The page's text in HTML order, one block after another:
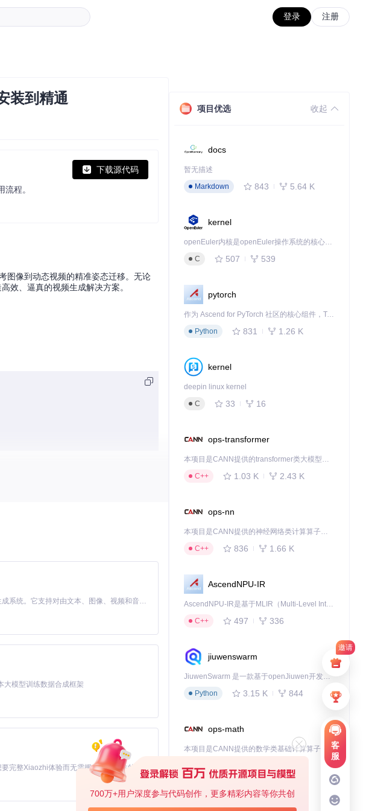
登录 注册
邀请
客
服
700万+用户深度参与代码创作，更多精彩内容等你共创
装到精通
下载源代码
程。
图像到动态视频的精准姿态迁移。无论
效、逼真的视频生成解决方案。
MiniMax H3 是一个通用的全模态生成系统。它支持对由文本、图像、视频和音频组成的多模态上下文进行统一理解，并能生成分辨率高达 2K、时长可达 15 秒的带原生立体声音频的视频。得益于面向任务泛化的系统设计，H3 在预训练阶段就已具备广泛的多模态上下文理解与生成能力，能够出色地执行复杂的多模态指令。
大模型训练数据合成框架
基于Python的Xiaozhi AI，适用于想要完整Xiaozhi体验而无需拥有专用硬件的用户。
项目优选 收起
docs
暂无描述
Markdown
843 5.64 K
kernel
openEuler内核是openEuler操作系统的核心，既是系统性能与稳定性的基石，也是连接处理器、设备与服务的桥梁。
C
507 539
pytorch
作为 Ascend for PyTorch 社区的核心组件，TorchNPU 是昇腾专为 PyTorch 打造的深度学习适配插件，使 PyTorch 框架能够直接调用昇腾 NPU，为开发者提供昇腾 AI 处理器的超强算力。
Python
831 1.26 K
kernel
deepin linux kernel
C
33 16
ops-transformer
本项目是CANN提供的transformer类大模型算子库，实现网络在NPU上加速计算。
C++
1.03 K 2.43 K
ops-nn
本项目是CANN提供的神经网络类计算算子库，实现网络在NPU上加速计算。
C++
836 1.66 K
AscendNPU-IR
AscendNPU-IR是基于MLIR（Multi-Level Intermediate Representation）构建的，面向昇腾亲和算子编译时使用的中间表示，提供昇腾完备表达能力，通过编译优化提升昇腾AI处理器计算效率，支持通过生态框架使能昇腾AI处理器与深度调优
C++
497 336
jiuwenswarm
JiuwenSwarm 是一款基于openJiuwen开发的智能AI Agent，它能够将大语言模型的强大能力，通过你日常使用的各类通讯应用，直接延伸至你的指尖。
Python
3.15 K 844
ops-math
C++
deveco-code